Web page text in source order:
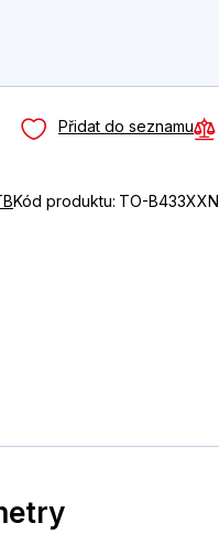
Přidat do seznamu
Kód produktu: TO-B433XXN